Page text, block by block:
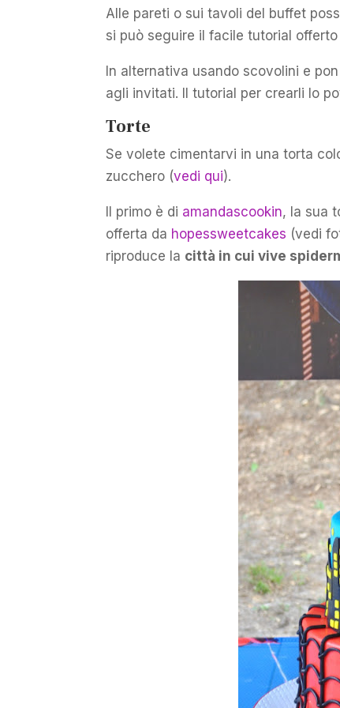
Alle pareti o sui tavoli del buffet
si può seguire il facile tutorial offerto
In alternativa usando scovolini e
agli invitati. Il tutorial per crearli lo
Torte
Se volete cimentarvi in una torta
zucchero (vedi qui).
Il primo è di amandascookin, la sua
offerta da hopessweetcakes (vedi
riproduce la città in cui vive